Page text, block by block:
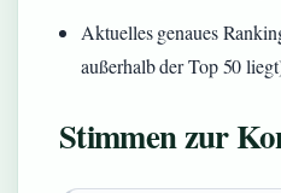
Aktuelles genaues
außerhalb der Top 50
Stimmen zur